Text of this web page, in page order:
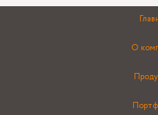
отражением
У похожего решения главное
воспринимается иначе, чем
диаметр может потеряться,
О